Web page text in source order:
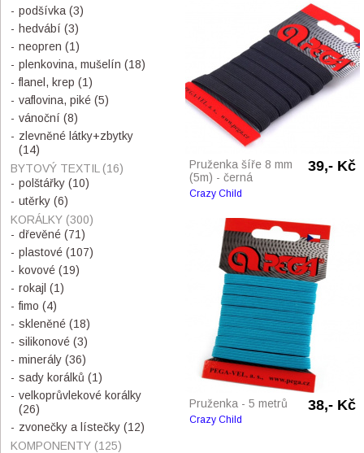
Pruženka šíře 8 mm
(5m) - černá
39,- Kč
Crazy Child
Pruženka - 5 metrů 38,- Kč
Crazy Child
podšívka (3)
hedvábí (3)
neopren (1)
plenkovina, mušelín (18)
flanel, krep (1)
vaflovina, piké (5)
vánoční (8)
zlevněné látky+zbytky
(14)
BYTOVÝ TEXTIL (16)
polštářky (10)
utěrky (6)
KORÁLKY (300)
dřevěné (71)
plastové (107)
kovové (19)
rokajl (1)
fimo (4)
skleněné (18)
silikonové (3)
minerály (36)
sady korálků (1)
velkoprůvlekové korálky
(26)
zvonečky a lístečky (12)
KOMPONENTY (125)